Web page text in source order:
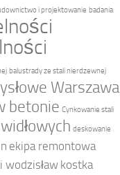
i projektowanie badania
balustrady ze stali nierdzewnej
Warszawa
betonie Cynkowanie stali
deskowanie
ekipa remontowa
wodzisławkostka